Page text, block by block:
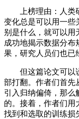
上榜理由：人类研
变化总是可以用一些
别是什么，就可以用
成功地揭示数据分
果，研究人员们也已
但这篇论文可以说
部打翻。作者们首先
引入归纳偏倚，那么
的。接着，作者们用
找到和选取的训练损